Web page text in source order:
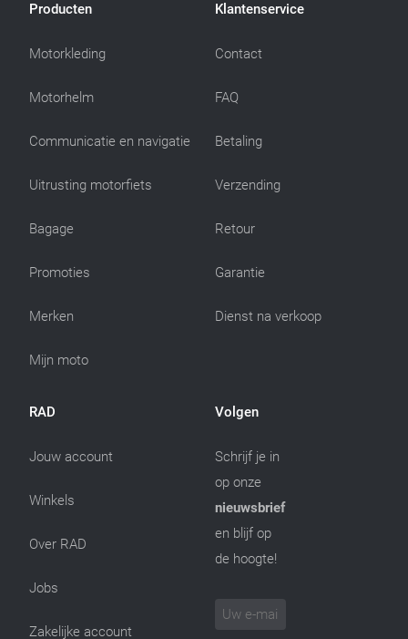
Producten
Motorkleding
Motorhelm
Communicatie en navigatie
Uitrusting motorfiets
Bagage
Promoties
Merken
Mijn moto
Klantenservice
Contact
FAQ
Betaling
Verzending
Retour
Garantie
Dienst na verkoop
RAD
Jouw account
Winkels
Over RAD
Jobs
Zakelijke account
Volgen
Schrijf je in
op onze
nieuwsbrief
en blijf op
de hoogte!